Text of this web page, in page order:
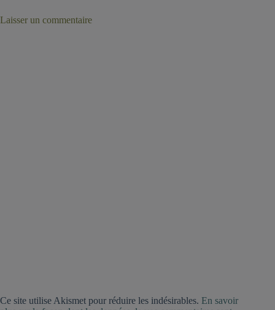
Laisser un commentaire
Ce site utilise Akismet pour réduire les indésirables. En savoir